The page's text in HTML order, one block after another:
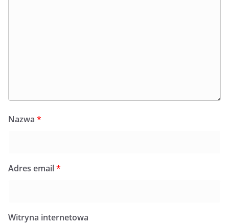
Nazwa *
Adres email*
Witryna internetowa